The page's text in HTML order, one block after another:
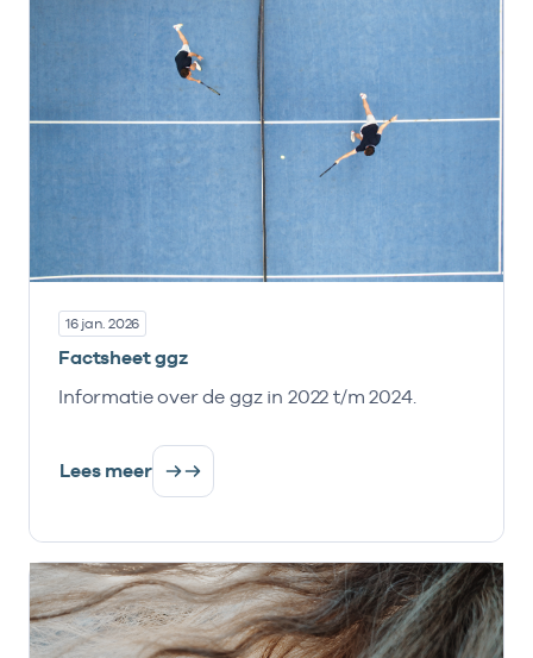
16 jan. 2026
Factsheet ggz
Informatie over de ggz in 2022 t/m 2024.
Lees meer